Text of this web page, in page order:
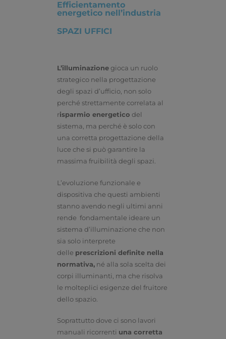
Efficientamento
energetico nell’industria
SPAZI UFFICI
L’illuminazionegioca un ruolo
strategico nella progettazione
degli spazi d’ufficio, non solo
perché strettamente correlata al
risparmio energetico del
sistema, ma perché è solo con
una corretta progettazione della
luce che si può garantire la
massima fruibilità degli spazi.
L’evoluzione funzionale e
dispositiva che questi ambienti
stanno avendo negli ultimi anni
rende fondamentale ideare un
sistema d’illuminazione che non
sia solo interprete
delle prescrizioni definite nella
normativa, né alla sola scelta dei
corpi illuminanti, ma che risolva
le molteplici esigenze del fruitore
dello spazio.
Soprattutto dove ci sono lavori
manuali ricorrenti una corretta